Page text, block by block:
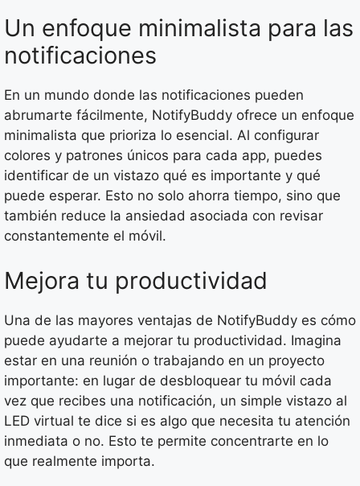
Un enfoque minimalista para las
notificaciones
En un mundo donde las notificaciones pueden
abrumarte fácilmente, NotifyBuddy ofrece un enfoque
minimalista que prioriza lo esencial. Al configurar
colores y patrones únicos para cada app, puedes
identificar de un vistazo qué es importante y qué
puede esperar. Esto no solo ahorra tiempo, sino que
también reduce la ansiedad asociada con revisar
constantemente el móvil.
Mejora tu productividad
Una de las mayores ventajas de NotifyBuddy es cómo
puede ayudarte a mejorar tu productividad. Imagina
estar en una reunión o trabajando en un proyecto
importante: en lugar de desbloquear tu móvil cada
vez que recibes una notificación, un simple vistazo al
LED virtual te dice si es algo que necesita tu atención
inmediata o no. Esto te permite concentrarte en lo
que realmente importa.